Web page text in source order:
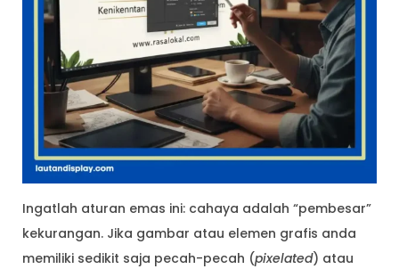
Ingatlah aturan emas ini: cahaya adalah “pembesar”
kekurangan. Jika gambar atau elemen grafis anda
memiliki sedikit saja pecah-pecah (pixelated) atau